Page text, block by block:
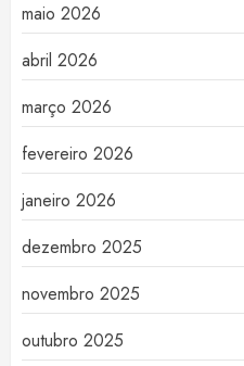
maio 2026
abril 2026
março 2026
fevereiro 2026
janeiro 2026
dezembro 2025
novembro 2025
outubro 2025